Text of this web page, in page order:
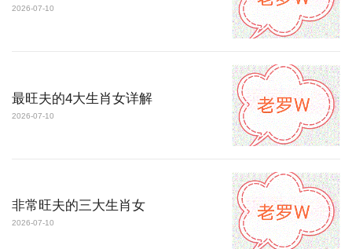
2026-07-10
最旺夫的4大生肖女详解
2026-07-10
非常旺夫的三大生肖女
2026-07-10